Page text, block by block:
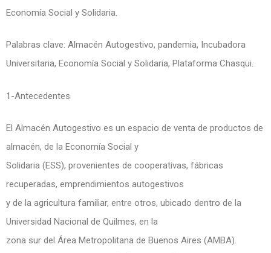
Economía Social y Solidaria.
Palabras clave: Almacén Autogestivo, pandemia, Incubadora
Universitaria, Economía Social y Solidaria, Plataforma Chasqui.
1-Antecedentes
El Almacén Autogestivo es un espacio de venta de productos de
almacén, de la Economía Social y
Solidaria (ESS), provenientes de cooperativas, fábricas
recuperadas, emprendimientos autogestivos
y de la agricultura familiar, entre otros, ubicado dentro de la
Universidad Nacional de Quilmes, en la
zona sur del Área Metropolitana de Buenos Aires (AMBA).